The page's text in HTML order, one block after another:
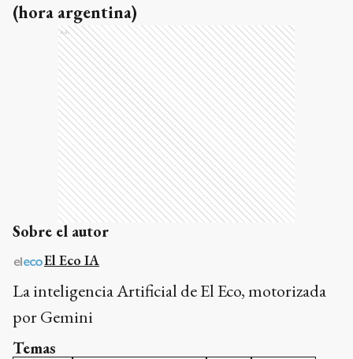
(hora argentina)
Ads
Sobre el autor
El Eco IA
La inteligencia Artificial de El Eco, motorizada
por Gemini
Temas